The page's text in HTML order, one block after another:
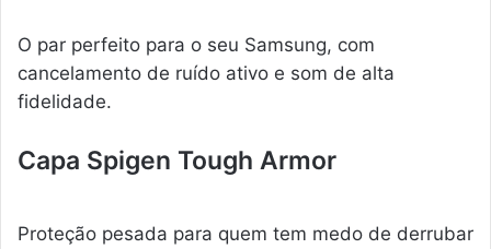
O par perfeito para o seu Samsung, com
cancelamento de ruído ativo e som de alta
fidelidade.
Capa Spigen Tough Armor
Proteção pesada para quem tem medo de derrubar